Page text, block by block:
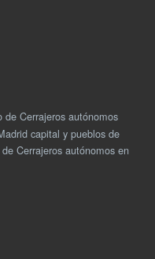
de Cerrajeros autónomos
capital y pueblos de
Cerrajeros autónomos en